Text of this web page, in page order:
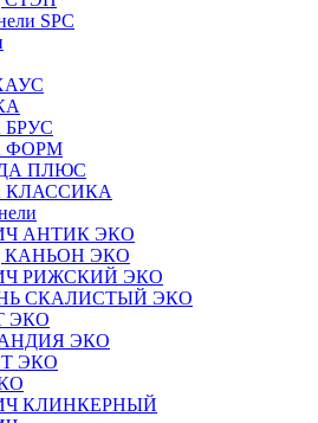
SPC
БРУС
ФОРМ
ПЛЮС
КЛАССИКА
АНТИК ЭКО
КАНЬОН ЭКО
РИЖСКИЙ ЭКО
СКАЛИСТЫЙ ЭКО
ЭКО
ЭКО
ЭКО
КЛИНКЕРНЫЙ